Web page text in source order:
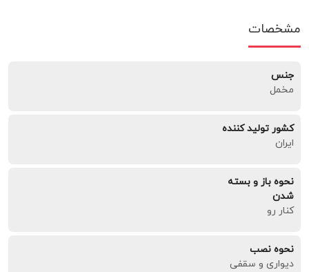
مشخصات
جنس
مخمل
کشور تولید کننده
ایران
نحوه باز و بسته
شدن
کنار رو
نحوه نصب
دیواری و سقفی